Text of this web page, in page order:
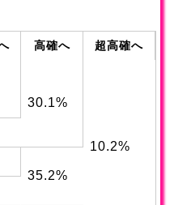
高確へ 超高確へ
30.1%
10.2%
35.2%